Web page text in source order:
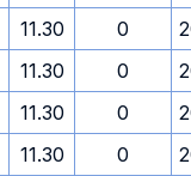
11.30 0
11.30 0
11.30 0
11.30 0